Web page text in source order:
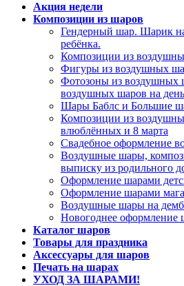
Акция недели
Композиции из шаров
Гендерный шар. Шарик
ребёнка.
Композиции из
Фигуры из воздушных
Фотозоны из воздушных
воздушных шаров на
Шары Баблс и Большие
Композиции из
влюблённых и 8 марта
Свадебное оформление
Воздушные шары,
выписку из родильного
Оформление шарами
Оформление шарами
Воздушные шары на
Новогоднее оформление
Каталог шаров
Товары для праздника
Аксессуары для шаров
Печать на шарах
УХОД ЗА ШАРАМИ!